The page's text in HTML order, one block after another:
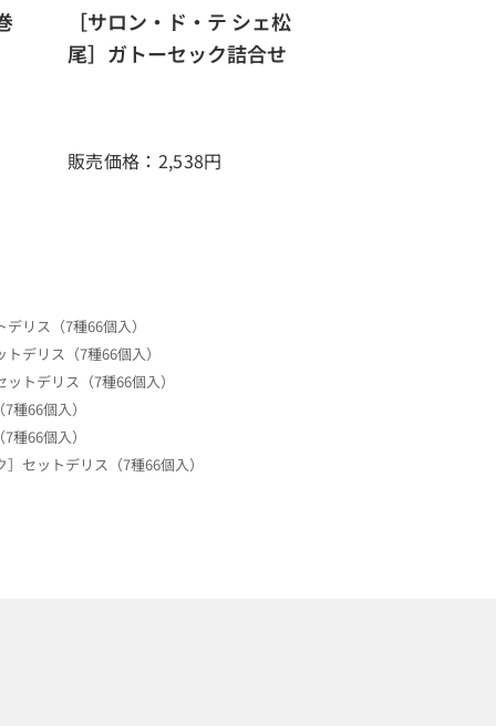
［サロン・ド・テ シェ松
尾］ガトーセック詰合せ
販売価格：2,538円
デリス（7種66個入）
トデリス（7種66個入）
ットデリス（7種66個入）
種66個入）
種66個入）
］セットデリス（7種66個入）